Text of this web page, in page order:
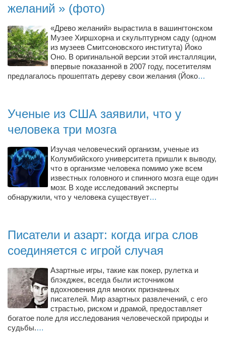
Магазины
«CYCLE GARAGE» — магазин велосипедов
«Книголюб» — супермаркет
Багетный двор
МАГАЗИН СТИХОВ НА ЗАКАЗ
Туризм
«Траверс» — экипировочный центр
Журналисты
Александр Гвоздик
Александр Кугук
Музыканты
Alfom Studio
Guitarproduction Studio
Писатели
Поэты
желаний » (фото)
«Древо желаний» вырастила в вашингтонском
Музее Хиршхорна и скульптурном саду (одном
из музеев Смитсоновского института) Йоко
Оно. В оригинальной версии этой инсталляции,
впервые показанной в 2007 году, посетителям
предлагалось прошептать дереву свои желания (Йоко…
Ученые из США заявили, что у
человека три мозга
Изучая человеческий организм, ученые из
Колумбийского университета пришли к выводу,
что в организме человека помимо уже всем
известных головного и спинного мозга еще один
мозг. В ходе исследований эксперты
обнаружили, что у человека существует…
Писатели и азарт: когда игра слов
соединяется с игрой случая
Азартные игры, такие как покер, рулетка и
блэкджек, всегда были источником
вдохновения для многих признанных
писателей. Мир азартных развлечений, с его
страстью, риском и драмой, предоставляет
богатое поле для исследования человеческой природы и
судьбы.…